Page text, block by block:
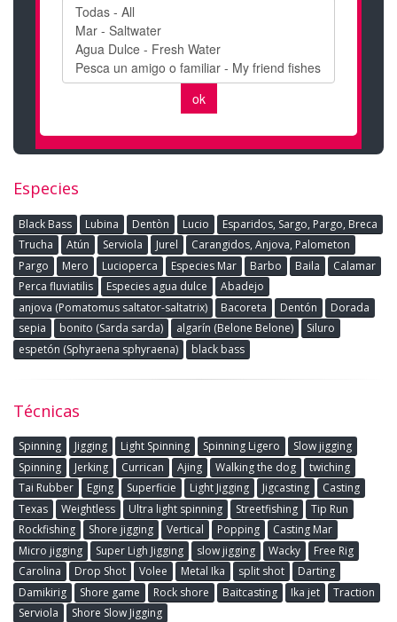
Especies
Black Bass Lubina Dentòn Lucio
Esparidos, Sargo, Pargo, Breca
Trucha
Atún Serviola Jurel
Carangidos, Anjova, Palometon
Pargo
Mero Lucioperca Especies Mar Barbo Baila
Calamar
Perca fluviatilis
Especies agua dulce
Abadejo
anjova (Pomatomus saltator-saltatrix)
Bacoreta Dentón
Dorada
sepia
bonito (Sarda sarda) algarín (Belone Belone)
Siluro
espetón (Sphyraena sphyraena)
black bass
Técnicas
Spinning Jigging Light Spinning Spinning Ligero
Slow jigging
Spinning
Jerking Currican Ajing Walking the dog
twiching
Tai Rubber
Eging Superficie Light Jigging Jigcasting
Casting
Texas
Weightless Ultra light spinning Streetfishing
Tip Run
Rockfishing
Shore jigging Vertical Popping
Casting Mar
Micro jigging
Super Ligh Jigging slow jigging Wacky
Free Rig
Carolina
Drop Shot Volee Metal Ika split shot
Darting
Damikirig
Shore game Rock shore Baitcasting Ika jet
Traction
Serviola
Shore Slow Jigging